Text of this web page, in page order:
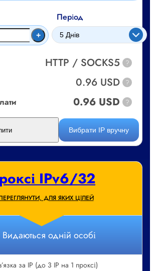
+
Період
HTTP / SOCKS5 ?
0.96 USD ?
0.96 USD ?
Вибрати IP вручну
IPv6/32
ДЛЯ ЯКИХ ЦІЛЕЙ
Видаються одній особі
за IP (до 3 IP на 1 проксі)